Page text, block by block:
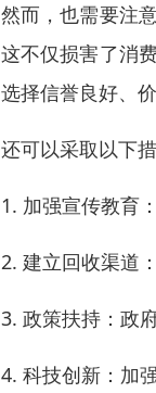
然而，也需要注
这不仅损害了消
选择信誉良好、
还可以采取以下
1. 加强宣传教育
2. 建立回收渠道
3. 政策扶持：政
4. 科技创新：加